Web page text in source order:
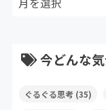
今どんな
ぐるぐる思考(35)